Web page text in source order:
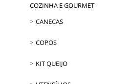
COZINHA E GOURMET
CANECAS
COPOS
KIT QUEIJO